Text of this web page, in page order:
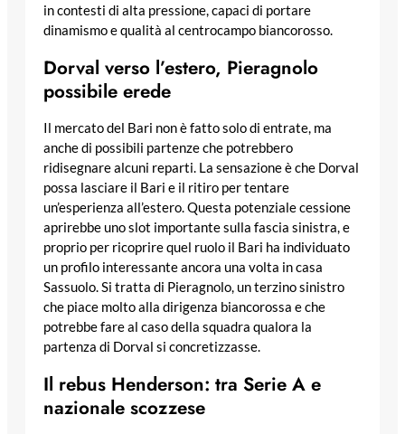
in contesti di alta pressione, capaci di portare
dinamismo e qualità al centrocampo biancorosso.
Dorval verso l’estero, Pieragnolo
possibile erede
Il mercato del Bari non è fatto solo di entrate, ma
anche di possibili partenze che potrebbero
ridisegnare alcuni reparti. La sensazione è che Dorval
possa lasciare il Bari e il ritiro per tentare
un’esperienza all’estero. Questa potenziale cessione
aprirebbe uno slot importante sulla fascia sinistra, e
proprio per ricoprire quel ruolo il Bari ha individuato
un profilo interessante ancora una volta in casa
Sassuolo. Si tratta di Pieragnolo, un terzino sinistro
che piace molto alla dirigenza biancorossa e che
potrebbe fare al caso della squadra qualora la
partenza di Dorval si concretizzasse.
Il rebus Henderson: tra Serie A e
nazionale scozzese